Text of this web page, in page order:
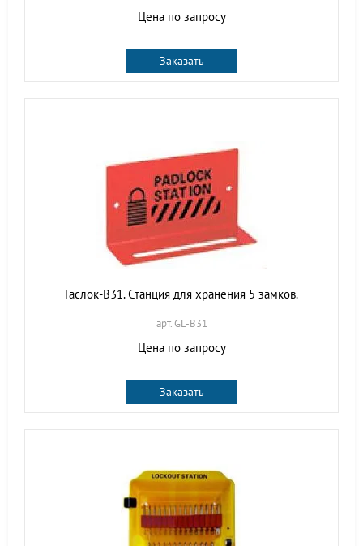
Цена по запросу
Заказать
Гаслок-B31. Станция для хранения 5 замков.
арт. GL-B31
Цена по запросу
Заказать